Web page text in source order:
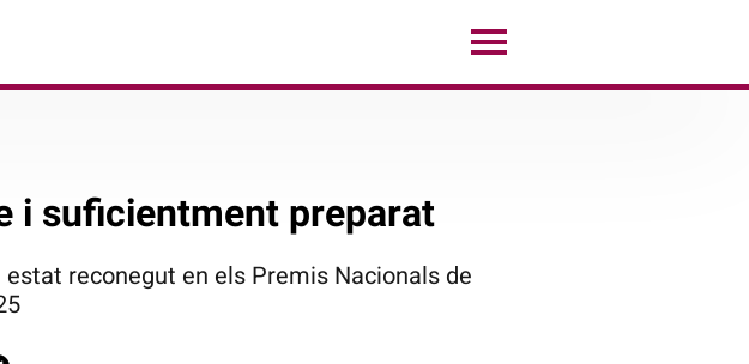
i suficientment preparat
reconegut en els Premis Nacionals de